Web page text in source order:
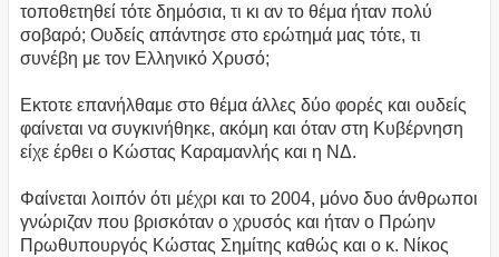
τοποθετηθεί τότε δημόσια, τι κι αν το θέμα ήταν πολύ
σοβαρό; Ουδείς απάντησε στο ερώτημά μας τότε, τι
συνέβη με τον Ελληνικό Χρυσό;
Εκτοτε επανήλθαμε στο θέμα άλλες δύο φορές και ουδείς
φαίνεται να συγκινήθηκε, ακόμη και όταν στη Κυβέρνηση
είχε έρθει ο Κώστας Καραμανλής και η ΝΔ.
Φαίνεται λοιπόν ότι μέχρι και το 2004, μόνο δυο άνθρωποι
γνώριζαν που βρισκόταν ο χρυσός και ήταν ο Πρώην
Πρωθυπουργός Κώστας Σημίτης καθώς και ο κ. Νίκος